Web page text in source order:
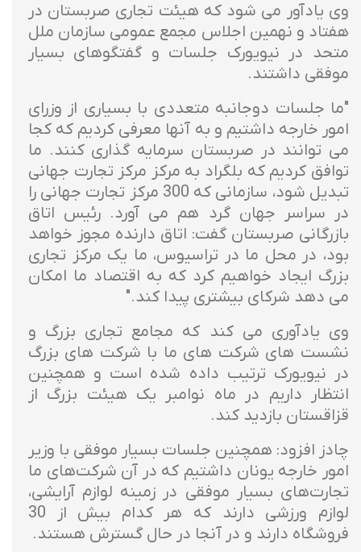
وی یادآور می شود که هیئت تجاری صربستان در
هفتاد و نهمین اجلاس مجمع عمومی سازمان ملل
متحد در نیویورک جلسات و گفتگوهای بسیار
موفقی داشتند.
"ما جلسات دوجانبه متعددی با بسیاری از وزرای
امور خارجه داشتیم و به آنها معرفی کردیم که کجا
می توانند در صربستان سرمایه گذاری کنند. ما
توافق کردیم که بلگراد به مرکز مرکز تجارت جهانی
تبدیل شود، سازمانی که 300 مرکز تجارت جهانی را
در سراسر جهان گرد هم می آورد. رئیس اتاق
بازرگانی صربستان گفت: اتاق دارنده مجوز خواهد
بود، در محل ما در تراسیوس، ما یک مرکز تجاری
بزرگ ایجاد خواهیم کرد که به اقتصاد ما امکان
می دهد شرکای بیشتری پیدا کند."
وی یادآوری می کند که مجامع تجاری بزرگ و
نشست های شرکت های ما با شرکت های بزرگ
در نیویورک ترتیب داده شده است و همچنین
انتظار داریم در ماه نوامبر یک هیئت بزرگ از
قزاقستان بازدید کند.
چادز افزود: همچنین جلسات بسیار موفقی با وزیر
امور خارجه یونان داشتیم که در آن شرکت‌های ما
تجارت‌های بسیار موفقی در زمینه لوازم آرایشی،
لوازم ورزشی دارند که هر کدام بیش از 30
فروشگاه دارند و در آنجا در حال گسترش هستند.